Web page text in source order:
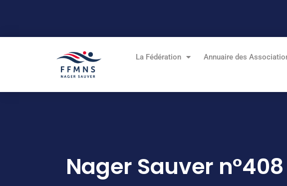
La Fédération Annuaire des
Nager Sauver n°408